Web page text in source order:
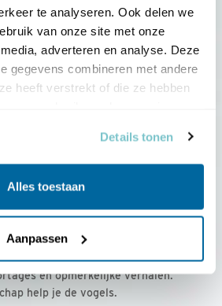
te analyseren. Ook delen we
van onze site met onze
adverteren en analyse. Deze
gegevens combineren met andere
heeft verstrekt of die ze hebben
Details tonen
Alles toestaan
Aanpassenvoor € 36,00 per jaar
voor onze leden, met
en opmerkelijke verhalen.
help je de vogels.